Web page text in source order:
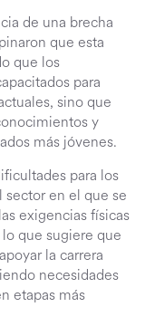
de una brecha
que esta
que los
para
sino que
y
más jóvenes.
para los
sector en el que se
exigencias físicas
que sugiere que
la carrera
necesidades
etapas más